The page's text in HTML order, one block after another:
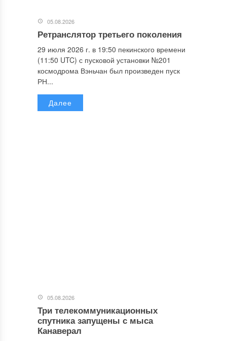
05.08.2026
Ретранслятор третьего поколения
29 июля 2026 г. в 19:50 пекинского времени
(11:50 UTC) с пусковой установки №201
космодрома Вэньчан был произведен пуск
РН...
Далее
05.08.2026
Три телекоммуникационных
спутника запущены с мыса
Канаверал